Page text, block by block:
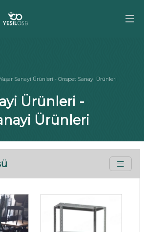
Yaşar Sanayi Ürünleri - Onspet Sanayi Ürünleri
Ürünleri -
Ürünleri